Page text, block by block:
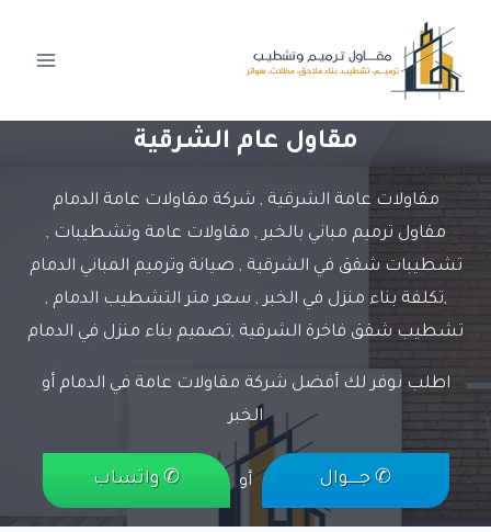
المحتوى
مقاول عام الشرقية
مقاولات عامة الشرقية , شركة مقاولات عامة الدمام
مقاول ترميم مباني بالخبر , مقاولات عامة وتشطيبات ,
تشطيبات شقق في الشرقية , صيانة وترميم المباني الدمام
,تكلفة بناء منزل في الخبر , سعر متر التشطيب الدمام ,
تشطيب شقق فاخرة الشرقية ,تصميم بناء منزل في الدمام
اطلب نوفر لك أفضل شركة مقاولات عامة في الدمام أو
الخبر
✆ جـــــوال أو ✆ واتساب